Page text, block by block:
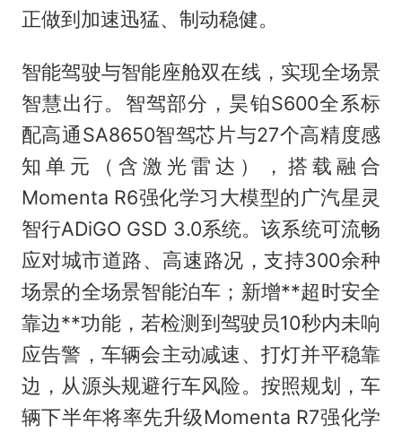
正做到加速迅猛、制动稳健。
智能驾驶与智能座舱双在线，实现全场景
智慧出行。智驾部分，昊铂S600全系标
配高通SA8650智驾芯片与27个高精度感
知单元（含激光雷达），搭载融合
Momenta R6强化学习大模型的广汽星灵
智行ADiGO GSD 3.0系统。该系统可流畅
应对城市道路、高速路况，支持300余种
场景的全场景智能泊车；新增**超时安全
靠边**功能，若检测到驾驶员10秒内未响
应告警，车辆会主动减速、打灯并平稳靠
边，从源头规避行车风险。按照规划，车
辆下半年将率先升级Momenta R7强化学